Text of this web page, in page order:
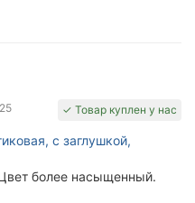
✓ Товар куплен у нас
с заглушкой,
более насыщенный.